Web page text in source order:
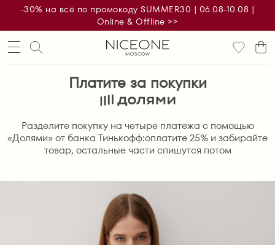
-30% на всё по промокоду SUMMER30 | 06.08-10.08 |
Online & Offline >>
Платите за покупки
Разделите покупку на четыре платежа с помощью
«Долями» от банка Тинькофф:оплатите 25% и забирайте
товар, остальные части спишутся потом